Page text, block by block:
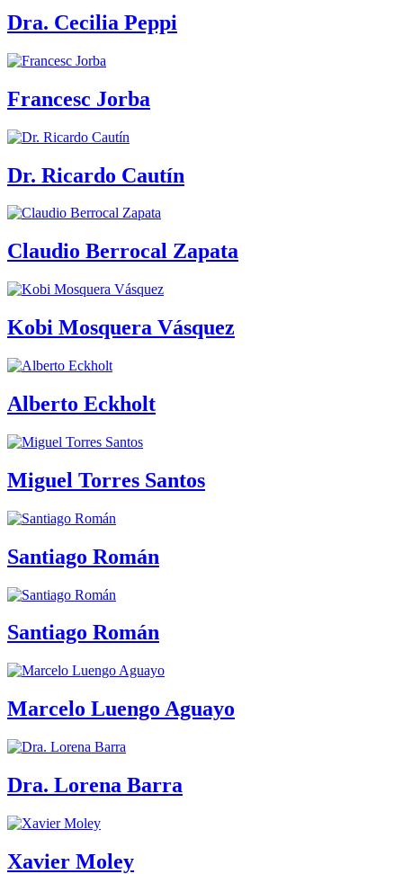
Dra. Cecilia Peppi
Francesc Jorba
Dr. Ricardo Cautín
Claudio Berrocal Zapata
Kobi Mosquera Vásquez
Alberto Eckholt
Miguel Torres Santos
Santiago Román
Santiago Román
Marcelo Luengo Aguayo
Dra. Lorena Barra
Xavier Moley